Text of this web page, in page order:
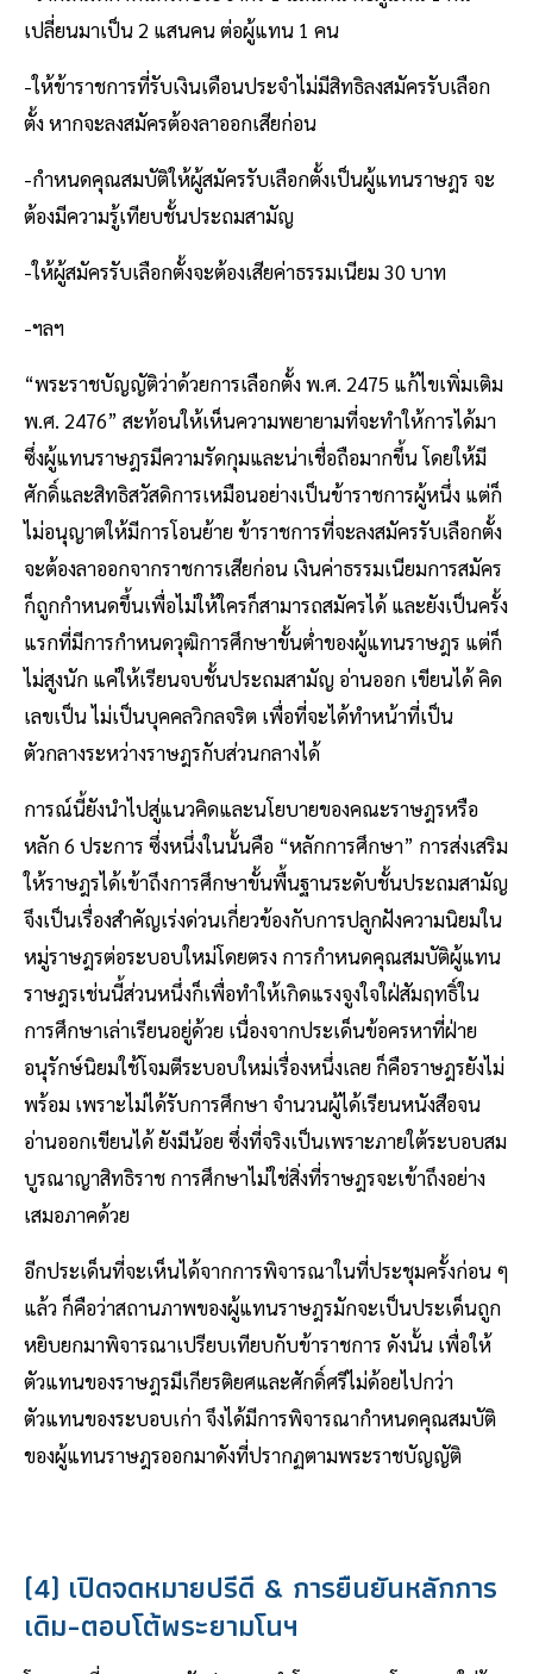
เปลี่ยนมาเป็น 2 แสนคน ต่อผู้แทน 1 คน
-ให้ข้าราชการที่รับเงินเดือนประจำไม่มีสิทธิลงสมัครรับเลือก
ตั้ง หากจะลงสมัครต้องลาออกเสียก่อน
-กำหนดคุณสมบัติให้ผู้สมัครรับเลือกตั้งเป็นผู้แทนราษฎร จะ
ต้องมีความรู้เทียบชั้นประถมสามัญ
-ให้ผู้สมัครรับเลือกตั้งจะต้องเสียค่าธรรมเนียม 30 บาท
-ฯลฯ
“พระราชบัญญัติว่าด้วยการเลือกตั้ง พ.ศ. 2475 แก้ไขเพิ่มเติม
พ.ศ. 2476” สะท้อนให้เห็นความพยายามที่จะทำให้การได้มา
ซึ่งผู้แทนราษฎรมีความรัดกุมและน่าเชื่อถือมากขึ้น โดยให้มี
ศักดิ์และสิทธิสวัสดิการเหมือนอย่างเป็นข้าราชการผู้หนึ่ง แต่ก็
ไม่อนุญาตให้มีการโอนย้าย ข้าราชการที่จะลงสมัครรับเลือกตั้ง
จะต้องลาออกจากราชการเสียก่อน เงินค่าธรรมเนียมการสมัคร
ก็ถูกกำหนดขึ้นเพื่อไม่ให้ใครก็สามารถสมัครได้ และยังเป็นครั้ง
แรกที่มีการกำหนดวุฒิการศึกษาขั้นต่ำของผู้แทนราษฎร แต่ก็
ไม่สูงนัก แค่ให้เรียนจบชั้นประถมสามัญ อ่านออก เขียนได้ คิด
เลขเป็น ไม่เป็นบุคคลวิกลจริต เพื่อที่จะได้ทำหน้าที่เป็น
ตัวกลางระหว่างราษฎรกับส่วนกลางได้
การณ์นี้ยังนำไปสู่แนวคิดและนโยบายของคณะราษฎรหรือ
หลัก 6 ประการ ซึ่งหนึ่งในนั้นคือ “หลักการศึกษา” การส่งเสริม
ให้ราษฎรได้เข้าถึงการศึกษาขั้นพื้นฐานระดับชั้นประถมสามัญ
จึงเป็นเรื่องสำคัญเร่งด่วนเกี่ยวข้องกับการปลูกฝังความนิยมใน
หมู่ราษฎรต่อระบอบใหม่โดยตรง การกำหนดคุณสมบัติผู้แทน
ราษฎรเช่นนี้ส่วนหนึ่งก็เพื่อทำให้เกิดแรงจูงใจใฝ่สัมฤทธิ์ใน
การศึกษาเล่าเรียนอยู่ด้วย เนื่องจากประเด็นข้อครหาที่ฝ่าย
อนุรักษ์นิยมใช้โจมตีระบอบใหม่เรื่องหนึ่งเลย ก็คือราษฎรยังไม่
พร้อม เพราะไม่ได้รับการศึกษา จำนวนผู้ได้เรียนหนังสือจน
อ่านออกเขียนได้ ยังมีน้อย ซึ่งที่จริงเป็นเพราะภายใต้ระบอบสม
บูรณาญาสิทธิราช การศึกษาไม่ใช่สิ่งที่ราษฎรจะเข้าถึงอย่าง
เสมอภาคด้วย
อีกประเด็นที่จะเห็นได้จากการพิจารณาในที่ประชุมครั้งก่อน ๆ
แล้ว ก็คือว่าสถานภาพของผู้แทนราษฎรมักจะเป็นประเด็นถูก
หยิบยกมาพิจารณาเปรียบเทียบกับข้าราชการ ดังนั้น เพื่อให้
ตัวแทนของราษฎรมีเกียรติยศและศักดิ์ศรีไม่ด้อยไปกว่า
ตัวแทนของระบอบเก่า จึงได้มีการพิจารณากำหนดคุณสมบัติ
ของผู้แทนราษฎรออกมาดังที่ปรากฏตามพระราชบัญญัติ
(4) เปิดจดหมายปรีดี & การยืนยันหลักการ
เดิม-ตอบโต้พระยามโนฯ